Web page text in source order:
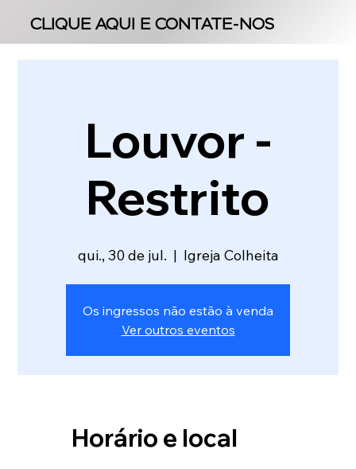
CLIQUE AQUI E CONTATE-NOS
CLIQUE AQUI E CONTATE-NOS
Louvor -
Restrito
qui., 30 de jul.
  |
Igreja Colheita
Os ingressos não estão à venda
Ver outros eventos
Horário e local